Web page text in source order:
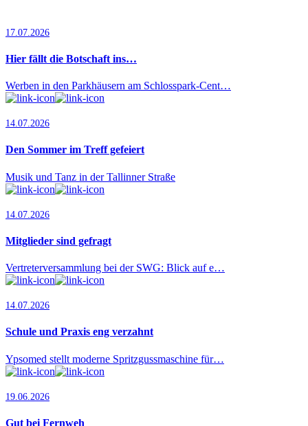
17.07.2026
Hier fällt die Botschaft ins…
Werben in den Parkhäusern am Schlosspark-Cent…
14.07.2026
Den Sommer im Treff gefeiert
Musik und Tanz in der Tallinner Straße
14.07.2026
Mitglieder sind gefragt
Vertreterversammlung bei der SWG: Blick auf e…
14.07.2026
Schule und Praxis eng verzahnt
Ypsomed stellt moderne Spritzgussmaschine für…
19.06.2026
Gut bei Fernweh